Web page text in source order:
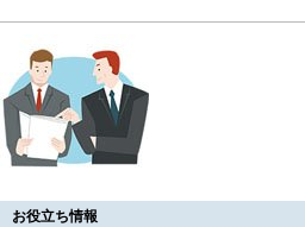
お役立ち情報